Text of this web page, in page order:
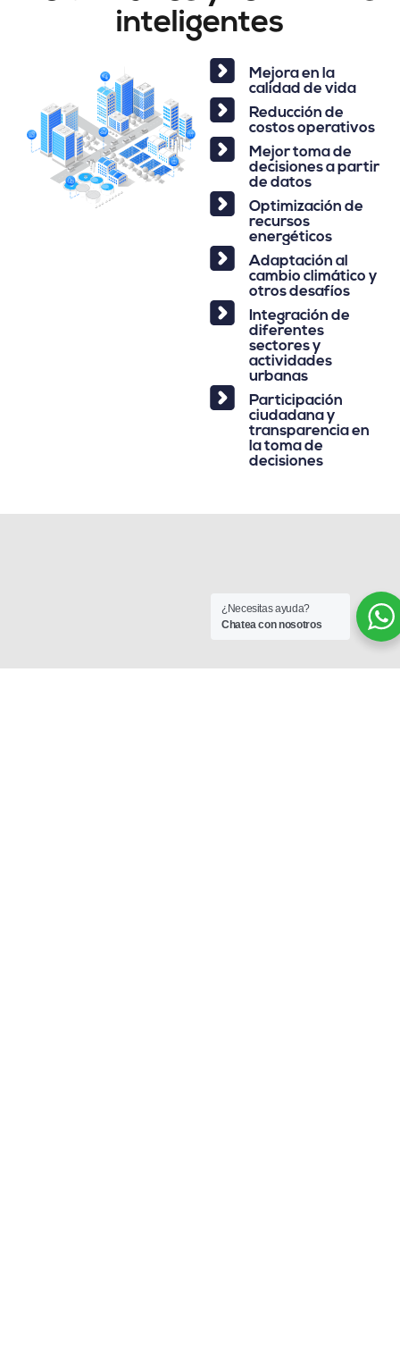
inteligentes
Mejora en la
calidad de vida
Reducción de
costos operativos
Mejor toma de
decisiones a partir
de datos
Optimización de
recursos
energéticos
Adaptación al
cambio climático y
otros desafíos
Integración de
diferentes
sectores y
actividades
urbanas
Participación
ciudadana y
transparencia en
la toma de
decisiones
¿Necesitas ayuda?
Chatea con nosotros